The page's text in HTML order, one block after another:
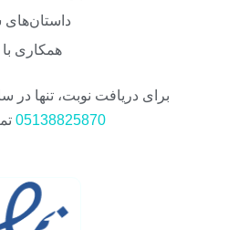
داستان‌های
همکاری با
برای دریافت نوبت، تنها در
05138825870